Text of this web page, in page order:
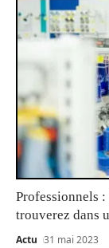
Professionnels
trouverez dans
Actu 31 mai 2023